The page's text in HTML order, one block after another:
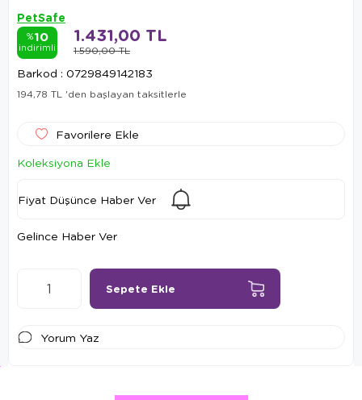
PetSafe
%10
indirimli 1.590,00 TL
1.431,00 TL
Barkod : 0729849142183
194,78 TL 'den başlayan taksitlerle
Favorilere Ekle
Koleksiyona Ekle
Fiyat Düşünce Haber Ver
Gelince Haber Ver
Yorum Yaz